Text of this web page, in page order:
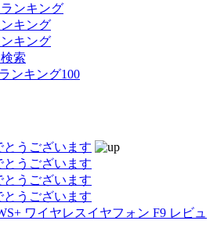
ンキング
キング
キング
索
ンキング100
うございます
うございます
うございます
うございます
ワイヤレスイヤフォン F9 レビュ